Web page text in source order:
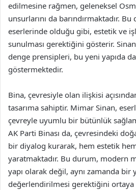
edilmesine rağmen, geleneksel
unsurlarını da barındırmaktadır.
eserlerinde olduğu gibi, estetik ve
sunulması gerektiğini gösterir.
denge prensipleri, bu yeni yapıda
göstermektedir.
Bina, çevresiyle olan ilişkisi
tasarıma sahiptir. Mimar Sinan,
çevreyle uyumlu bir bütünlük
AK Parti Binası da, çevresindeki
bir diyalog kurarak, hem estetik
yaratmaktadır. Bu durum, modern
yapı olarak değil, aynı zamanda bir
değerlendirilmesi gerektiğini ortaya